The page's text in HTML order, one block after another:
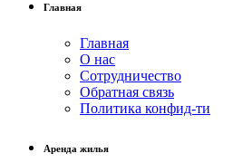
Главная
Главная
О нас
Сотрудничество
Обратная связь
Политика конфид-ти
Аренда жилья